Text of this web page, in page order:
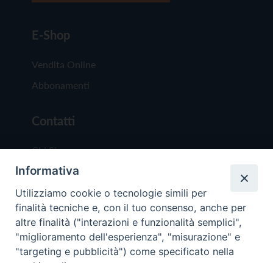
E-Shop
Vendita Online
Abbonamenti
Contatti
Chi Siamo
Redazione
Scrivici
Informativa
Utilizziamo cookie o tecnologie simili per
finalità tecniche e, con il tuo consenso, anche per
altre finalità ("interazioni e funzionalità semplici",
"miglioramento dell'esperienza", "misurazione" e
"targeting e pubblicità") come specificato nella